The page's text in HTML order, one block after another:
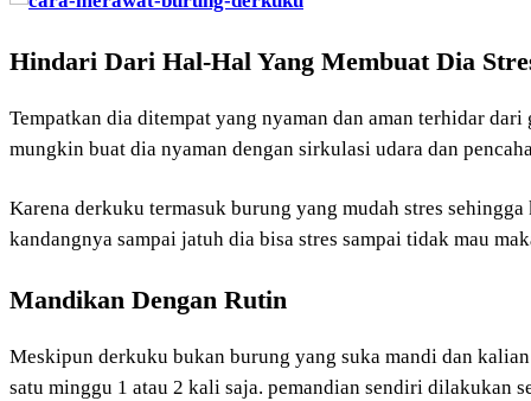
Hindari Dari Hal-Hal Yang Membuat Dia
Tempatkan dia ditempat yang nyaman dan aman terhidar
mungkin buat dia nyaman dengan sirkulasi udara dan
Karena derkuku termasuk burung yang mudah stres
kandangnya sampai jatuh dia bisa stres sampai tidak mau
Mandikan Dengan Rutin
Meskipun derkuku bukan burung yang suka mandi dan
satu minggu 1 atau 2 kali saja. pemandian sendiri dilakukan